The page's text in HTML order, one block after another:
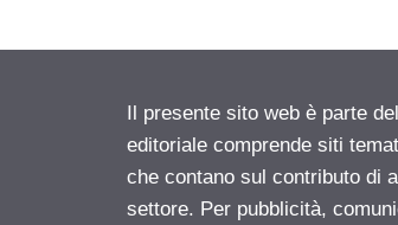
Il presente sito web è parte
editoriale comprende siti
che contano sul contributo di
settore. Per pubblicità,